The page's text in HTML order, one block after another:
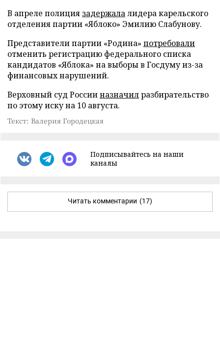
В апреле полиция задержалалидера карельского
отделения партии «Яблоко» Эмилию Слабунову.
Представители партии «Родина» потребовали
отменить регистрацию федерального списка
кандидатов «Яблока» на выборы в Госдуму из-за
финансовых нарушений.
Верховный суд Россииназначилразбирательство
по этому иску на 10 августа.
Текст: Валерия Городецкая
Подписывайтесь на наши
каналы
Читать комментарии (17)